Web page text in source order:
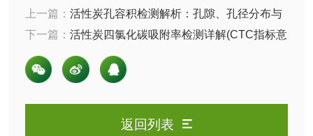
上一篇： 活性炭孔容积检测解析：孔隙、孔径分布与
吸附容量关系
下一篇： 活性炭四氯化碳吸附率检测详解(CTC指标意
义与检测标准)
返回列表
墨检测
陶瓷颜料检测
油墨成分分析
玻璃画颜料检测
水性印刷油墨检测